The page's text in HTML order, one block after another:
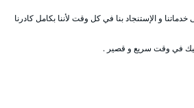
خدماتنا و الإستنجاد بنا في كل وقت لأننا بكامل كادرنا
في وقت سريع و قصير .